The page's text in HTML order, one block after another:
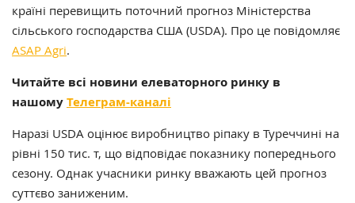
країні перевищить поточний прогноз Міністерства
сільського господарства США (USDA). Про це повідомляє
ASAP Agri.
Читайте всі новини елеваторного ринку в
нашомуТелеграм-каналі
Наразі USDA оцінює виробництво ріпаку в Туреччині на
рівні 150 тис. т, що відповідає показнику попереднього
сезону. Однак учасники ринку вважають цей прогноз
суттєво заниженим.